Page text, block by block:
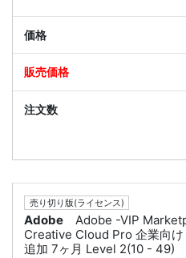
売り切り版(ライセンス)
Adobe
Adobe -VIP
Creative Cloud Pro 企業向け
追加 7ヶ月 Level 2(10 - 49)